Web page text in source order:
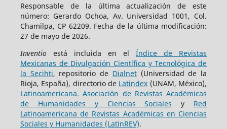
Responsable de la última actualización de este
número: Gerardo Ochoa, Av. Universidad 1001, Col.
Chamilpa, CP 62209. Fecha de la última modificación:
27 de mayo de 2026.
Inventioestá incluida en elÍndice de Revistas
Mexicanas de Divulgación Científica y Tecnológica de
la Secihti, repositorio de Dialnet(Universidad de la
Rioja, España), directorio de Latindex (UNAM, México),
Latinoamericana. Asociación de Revistas Académicas
de Humanidades y Ciencias Sociales y Red
Latinoamericana de Revistas Académicas en Ciencias
Sociales y Humanidades (LatinREV).